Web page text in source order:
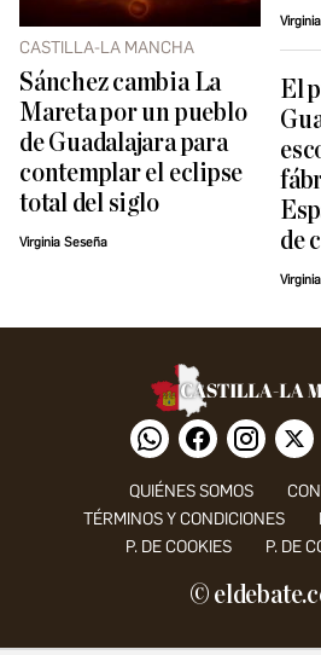
CASTILLA-LA MANCHA
Sánchez cambia La
Mareta por un pueblo
de Guadalajara para
contemplar el eclipse
total del siglo
Virginia Seseña
El
de
QUIÉNES SOMOS
TÉRMINOS Y CONDICIONES
P. DE COOKIES
P. DE
©